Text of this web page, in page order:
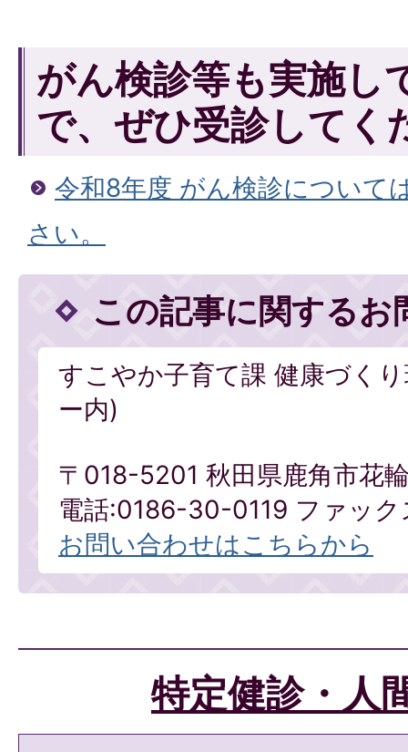
がん検診等も実施し
で、ぜひ受診してく
令和8年度 がん検診について
さい。
この記事に関するお
すこやか子育て課 健康づく
ー内)
〒018-5201 秋田県鹿角市花
電話:0186-30-0119 ファッ
お問い合わせはこちらから
特定健診・人